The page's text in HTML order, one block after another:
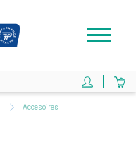
Accesoires